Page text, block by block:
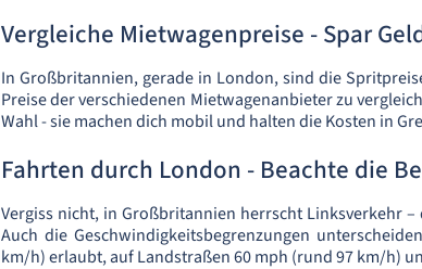
Vergleiche Mietwagenpreise - Spar
In Großbritannien, gerade in London, sind die
Preise der verschiedenen Mietwagenanbieter zu
Wahl - sie machen dich mobil und halten die Kosten in
Fahrten durch London - Beachte die
Vergiss nicht, in Großbritannien herrscht Linksverkehr
Auch die Geschwindigkeitsbegrenzungen
km/h) erlaubt, auf Landstraßen 60 mph (rund 97 km/h)